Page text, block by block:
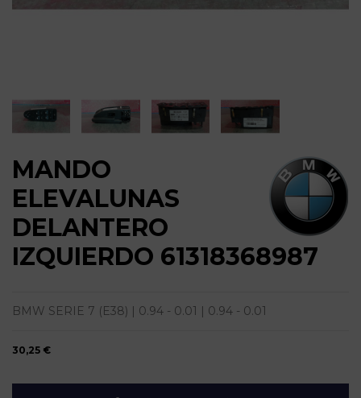
MANDO
ELEVALUNAS
DELANTERO
IZQUIERDO 61318368987
BMW SERIE 7 (E38) | 0.94 - 0.01 | 0.94 - 0.01
30,25 €